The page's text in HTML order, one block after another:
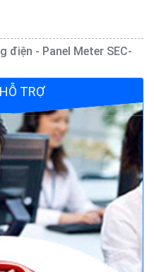
điện - Panel Meter SEC-
AFAN 7 tất FS650
Fotek TSC-340
TRỢ